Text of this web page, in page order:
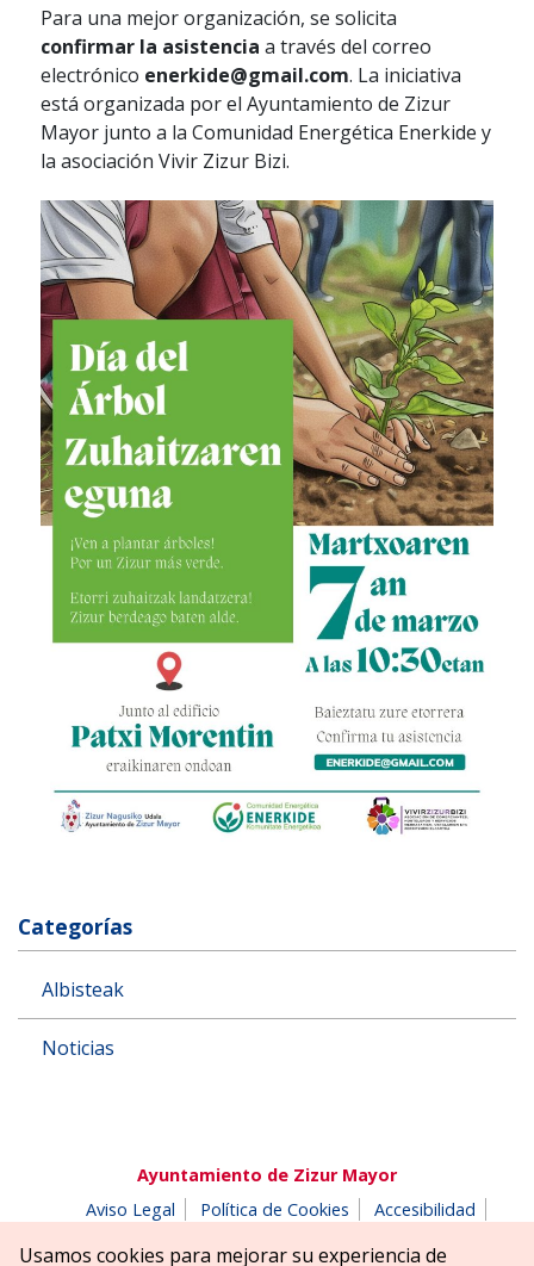
Para una mejor organización, se solicita
confirmar la asistencia a través del correo
electrónico enerkide@gmail.com. La iniciativa
está organizada por el Ayuntamiento de Zizur
Mayor junto a la Comunidad Energética Enerkide y
la asociación Vivir Zizur Bizi.
Categorías
Albisteak
Noticias
Ayuntamiento de Zizur Mayor
Aviso Legal
Política de Cookies
Accesibilidad
Usamos cookies para mejorar su experiencia de